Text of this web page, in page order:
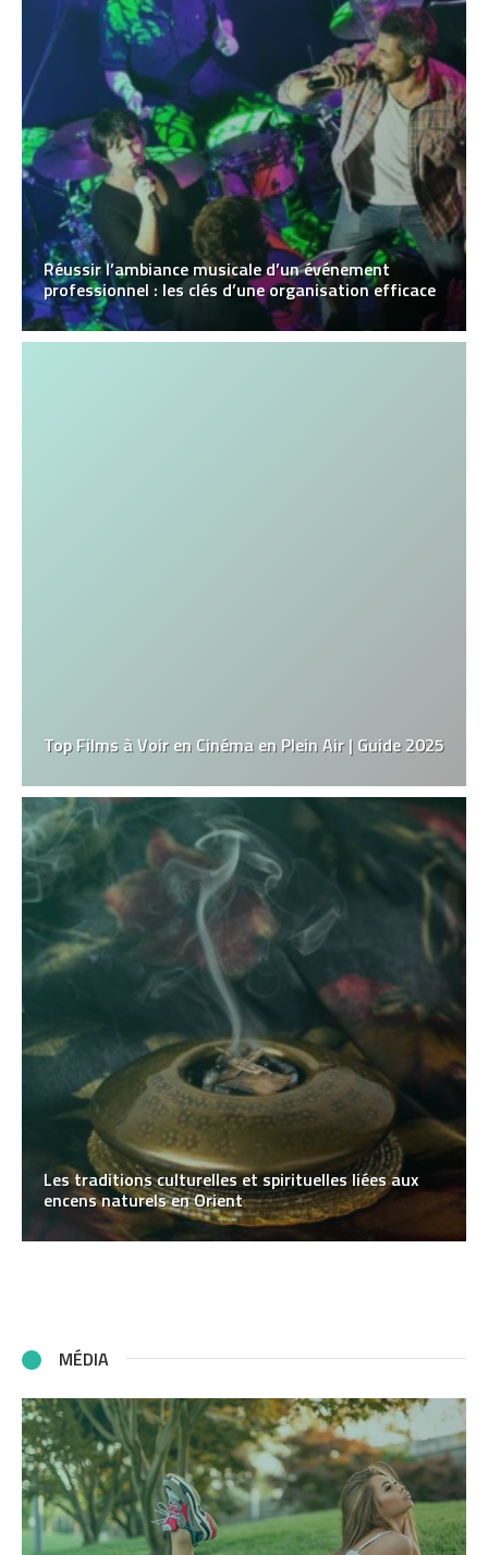
Réussir l’ambiance musicale d’un événement
professionnel : les clés d’une organisation efficace
Top Films à Voir en Cinéma en Plein Air | Guide 2025
Les traditions culturelles et spirituelles liées aux
encens naturels en Orient
MÉDIA